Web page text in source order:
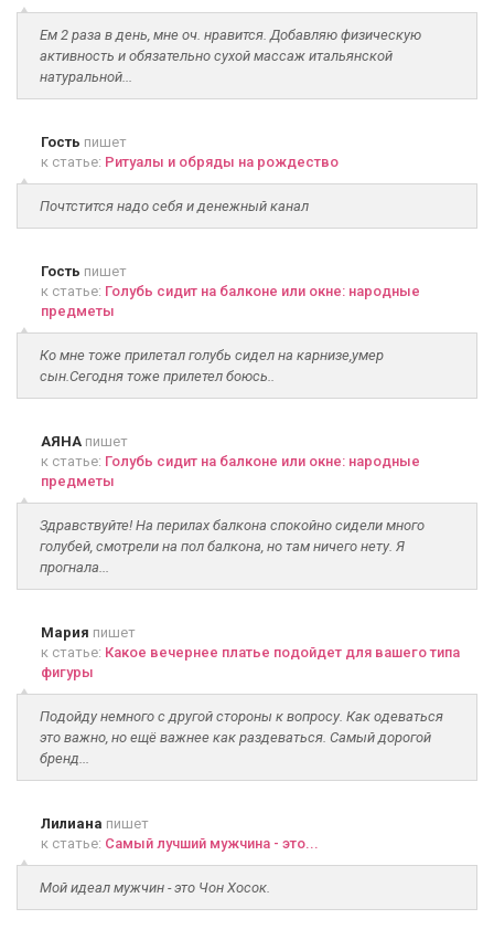
Ем 2 раза в день, мне оч. нравится. Добавляю физическую
активность и обязательно сухой массаж итальянской
натуральной...
Гость пишет
к статье: Ритуалы и обряды на рождество
Почтстится надо себя и денежный канал
Гость пишет
к статье: Голубь сидит на балконе или окне: народные
предметы
Ко мне тоже прилетал голубь сидел на карнизе,умер
сын.Сегодня тоже прилетел боюсь..
АЯНА пишет
к статье: Голубь сидит на балконе или окне: народные
предметы
Здравствуйте! На перилах балкона спокойно сидели много
голубей, смотрели на пол балкона, но там ничего нету. Я
прогнала...
Мария пишет
к статье: Какое вечернее платье подойдет для вашего типа
фигуры
Подойду немного с другой стороны к вопросу. Как одеваться
это важно, но ещё важнее как раздеваться. Самый дорогой
бренд...
Лилиана пишет
к статье: Самый лучший мужчина - это...
Мой идеал мужчин - это Чон Хосок.